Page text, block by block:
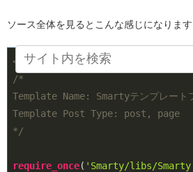
ソース全体を見るとこんな感じになります
<?php
/*
Template Name: Smartyテンプレート
Template Post Type: post, page
*/
require_once( 'Smarty/libs/